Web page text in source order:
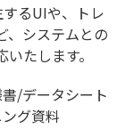
るUIや、トレ
、システムとの
たします。
/データシート
グ資料